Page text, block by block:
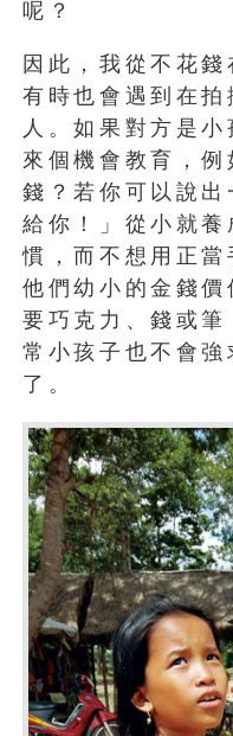
呢？
因此，我從不花
有時也會遇到在
人。如果對方是
來個機會教育，
錢？若你可以說
給你！」從小就
慣，而不想用正
他們幼小的金錢
要巧克力、錢或筆
常小孩子也不會
了。